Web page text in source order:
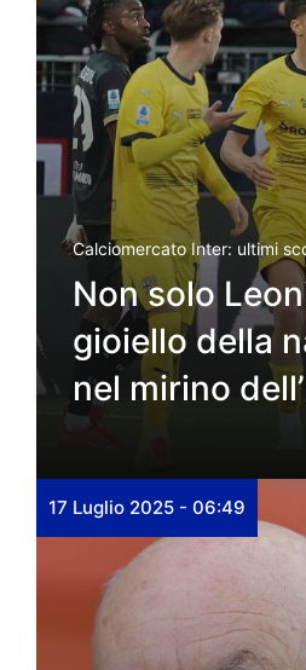
Calciomercato Inter: ultimi
Non solo
gioiello della
nel mirino
17 Luglio 2025 - 06:49